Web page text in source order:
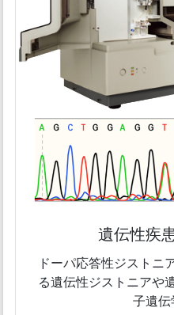
遺伝性疾
ドーパ応答性ジストニ
る遺伝性ジストニアや
子遺